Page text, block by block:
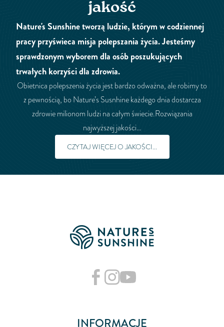
jakość
Nature's Sunshine tworzą ludzie, którym w codziennej
pracy przyświeca misja polepszania życia. Jesteśmy
sprawdzonym wyborem dla osób poszukujących
trwałych korzyści dla zdrowia.
Obietnica polepszenia życia jest bardzo odważna, ale robimy to
z pewnością, bo Nature’s Susnhine każdego dnia dostarcza
zdrowie milionom ludzi na całym świecie.Rozwiązania
najwyższej jakości…
CZYTAJ WIĘCEJ O JAKOŚCI...
INFORMACJE